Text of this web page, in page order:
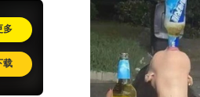
多
载